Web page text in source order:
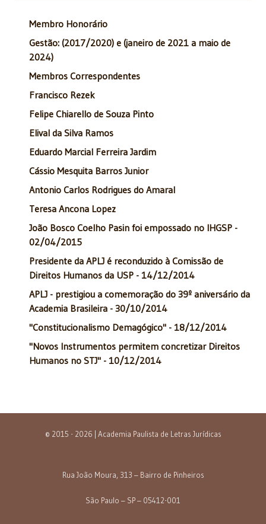
Membro Honorário
Gestão: (2017/2020) e (janeiro de 2021 a maio de
2024)
Membros Correspondentes
Francisco Rezek
Felipe Chiarello de Souza Pinto
Elival da Silva Ramos
Eduardo Marcial Ferreira Jardim
Cássio Mesquita Barros Junior
Antonio Carlos Rodrigues do Amaral
Teresa Ancona Lopez
João Bosco Coelho Pasin foi empossado no IHGSP -
02/04/2015
Presidente da APLJ é reconduzido à Comissão de
Direitos Humanos da USP - 14/12/2014
APLJ - prestigiou a comemoração do 39º aniversário da
Academia Brasileira - 30/10/2014
"Constitucionalismo Demagógico" - 18/12/2014
"Novos Instrumentos permitem concretizar Direitos
Humanos no STJ" - 10/12/2014
© 2015 - 2026 | Academia Paulista de Letras Jurídicas
Rua João Moura, 313 – Bairro de Pinheiros
São Paulo – SP – 05412-001